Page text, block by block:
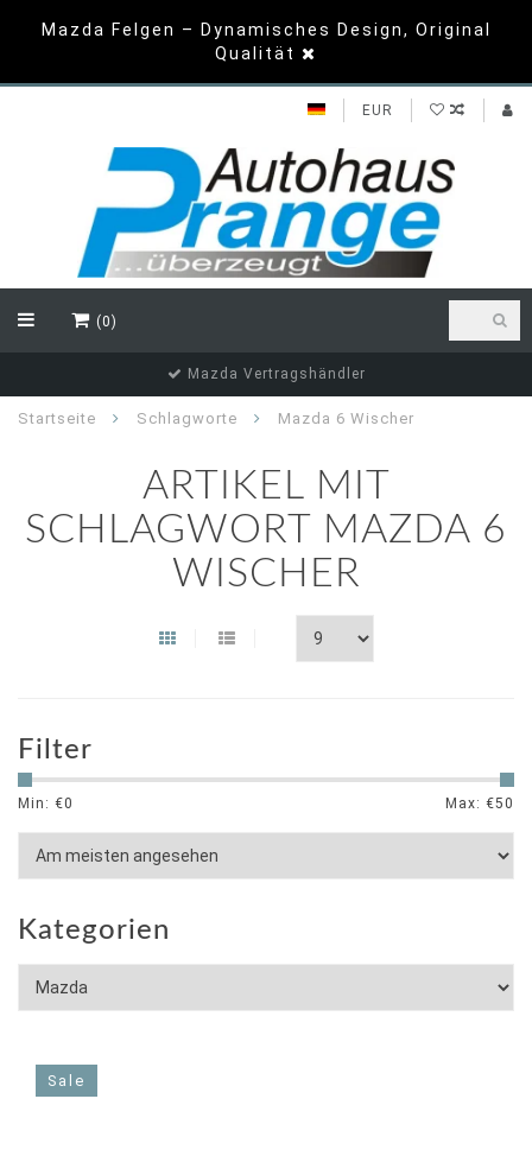
Mazda Felgen – Dynamisches Design, Original
Qualität
EUR
(0)
Mazda Vertragshändler
Startseite Schlagworte Mazda 6 Wischer
ARTIKEL MIT
SCHLAGWORT MAZDA 6
WISCHER
Filter
Min: €0 Max: €50
Kategorien
Sale